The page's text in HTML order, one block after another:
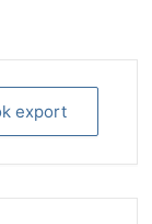
export